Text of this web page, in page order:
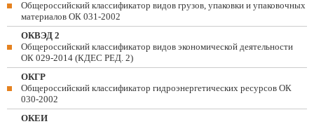
Общероссийский классификатор видов грузов, упаковки и упаковочных
материалов ОК 031-2002
ОКВЭД 2
Общероссийский классификатор видов экономической деятельности
ОК 029-2014 (КДЕС РЕД. 2)
ОКГР
Общероссийский классификатор гидроэнергетических ресурсов ОК
030-2002
ОКЕИ